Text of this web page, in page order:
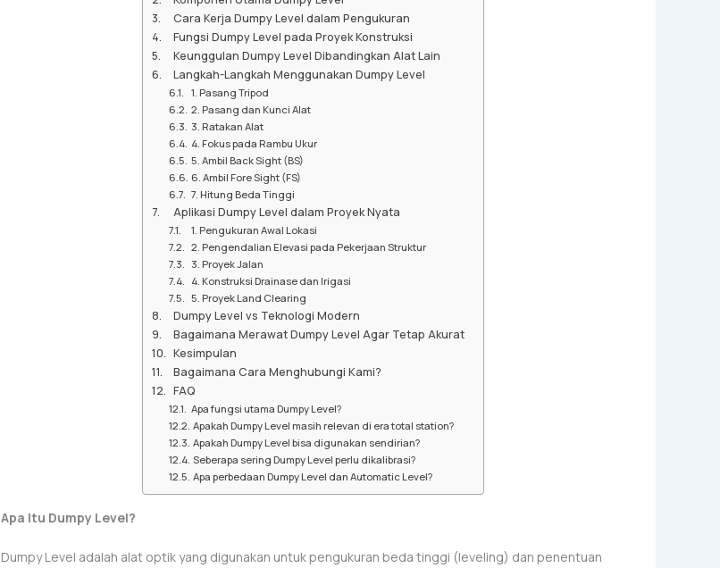
Cara Kerja Dumpy Level dalam Pengukuran
Fungsi Dumpy Level pada Proyek Konstruksi
Keunggulan Dumpy Level Dibandingkan Alat Lain
Langkah-Langkah Menggunakan Dumpy Level
1. Pasang Tripod
2. Pasang dan Kunci Alat
3. Ratakan Alat
4. Fokus pada Rambu Ukur
5. Ambil Back Sight (BS)
6. Ambil Fore Sight (FS)
7. Hitung Beda Tinggi
Aplikasi Dumpy Level dalam Proyek Nyata
1. Pengukuran Awal Lokasi
2. Pengendalian Elevasi pada Pekerjaan Struktur
3. Proyek Jalan
4. Konstruksi Drainase dan Irigasi
5. Proyek Land Clearing
Dumpy Level vs Teknologi Modern
Bagaimana Merawat Dumpy Level Agar Tetap Akurat
Kesimpulan
Bagaimana Cara Menghubungi Kami?
FAQ
Apa fungsi utama Dumpy Level?
Apakah Dumpy Level masih relevan di era total station?
Apakah Dumpy Level bisa digunakan sendirian?
Seberapa sering Dumpy Level perlu dikalibrasi?
Apa perbedaan Dumpy Level dan Automatic Level?
Apa Itu Dumpy Level?
Dumpy Level adalah alat optik yang digunakan untuk pengukuran beda tinggi (leveling) dan penentuan